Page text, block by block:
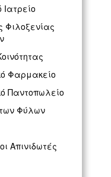
Ιατρείο
Φιλοξενίας
Φαρμακείο
Παντοπωλείο
Φύλων
Απινιδωτές